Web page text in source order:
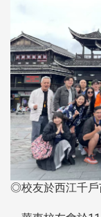
◎校友於西江千戶